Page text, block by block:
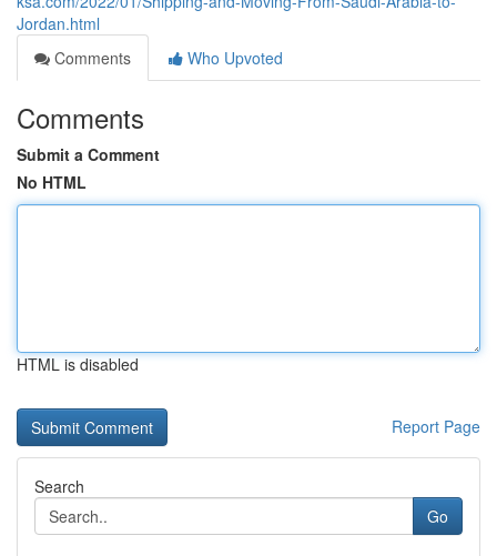
Jordan.html
Comments
Who Upvoted
Comments
Submit a Comment
No HTML
HTML is disabled
Report Page
Search
Go